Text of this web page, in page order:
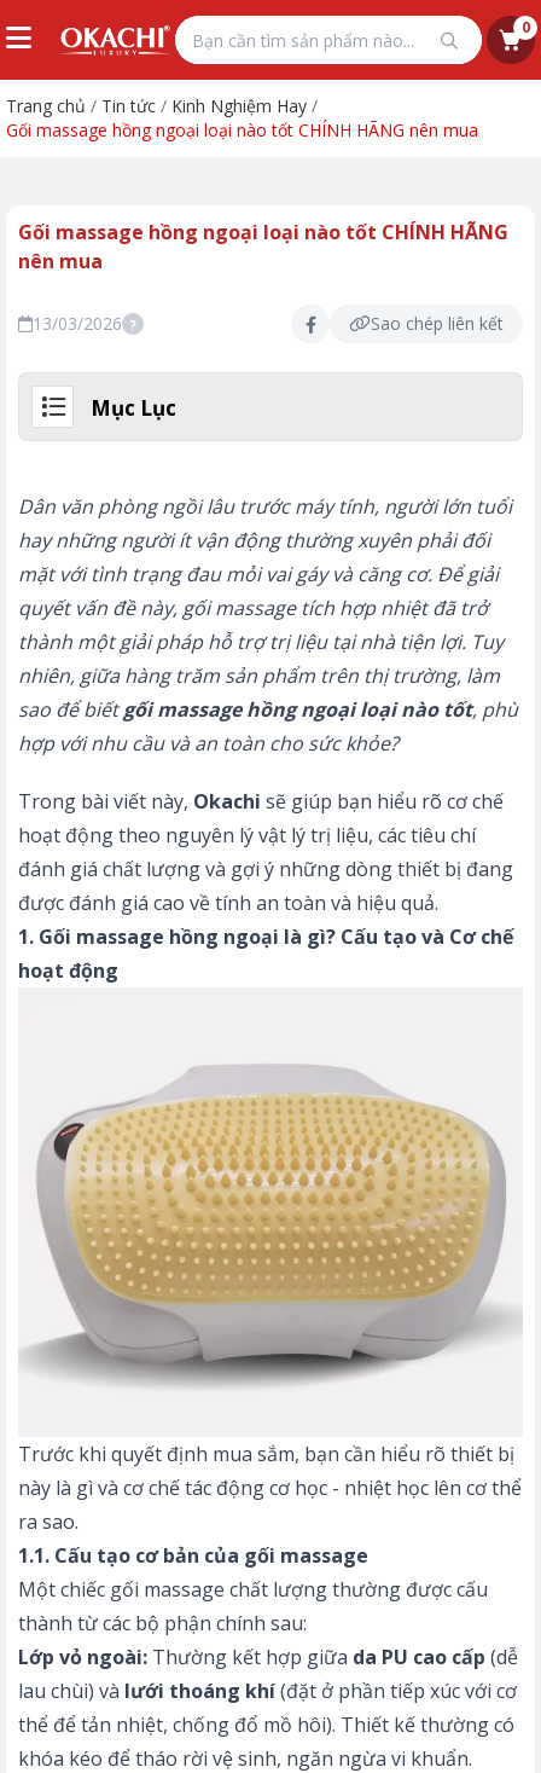
0
Trang chủ / Tin tức / Kinh Nghiệm Hay /
Gối massage hồng ngoại loại nào tốt CHÍNH HÃNG nên mua
Gối massage hồng ngoại loại nào tốt CHÍNH HÃNG
nên mua
13/03/2026 ? Sao chép liên kết
Mục Lục
Dân văn phòng ngồi lâu trước máy tính, người lớn tuổi
hay những người ít vận động thường xuyên phải đối
mặt với tình trạng đau mỏi vai gáy và căng cơ. Để giải
quyết vấn đề này, gối massage tích hợp nhiệt đã trở
thành một giải pháp hỗ trợ trị liệu tại nhà tiện lợi. Tuy
nhiên, giữa hàng trăm sản phẩm trên thị trường, làm
sao để biếtgối massage hồng ngoại loại nào tốt, phù
hợp với nhu cầu và an toàn cho sức khỏe?
Trong bài viết này, Okachi sẽ giúp bạn hiểu rõ cơ chế
hoạt động theo nguyên lý vật lý trị liệu, các tiêu chí
đánh giá chất lượng và gợi ý những dòng thiết bị đang
được đánh giá cao về tính an toàn và hiệu quả.
1. Gối massage hồng ngoại là gì? Cấu tạo và Cơ chế
hoạt động
Trước khi quyết định mua sắm, bạn cần hiểu rõ thiết bị
này là gì và cơ chế tác động cơ học - nhiệt học lên cơ thể
ra sao.
1.1. Cấu tạo cơ bản của gối massage
Một chiếc gối massage chất lượng thường được cấu
thành từ các bộ phận chính sau:
Lớp vỏ ngoài: Thường kết hợp giữa da PU cao cấp (dễ
lau chùi) và lưới thoáng khí(đặt ở phần tiếp xúc với cơ
thể để tản nhiệt, chống đổ mồ hôi). Thiết kế thường có
khóa kéo để tháo rời vệ sinh, ngăn ngừa vi khuẩn.